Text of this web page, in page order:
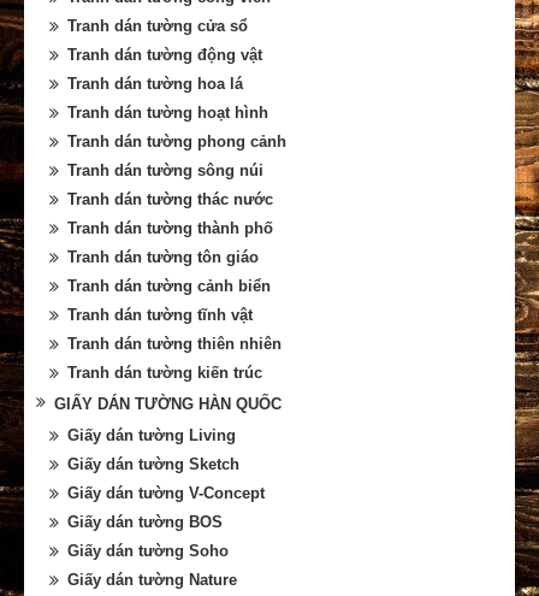
Tranh dán tường cửa sổ
Tranh dán tường động vật
Tranh dán tường hoa lá
Tranh dán tường hoạt hình
Tranh dán tường phong cảnh
Tranh dán tường sông núi
Tranh dán tường thác nước
Tranh dán tường thành phố
Tranh dán tường tôn giáo
Tranh dán tường cảnh biển
Tranh dán tường tĩnh vật
Tranh dán tường thiên nhiên
Tranh dán tường kiến trúc
GIẤY DÁN TƯỜNG HÀN QUỐC
Giấy dán tường Living
Giấy dán tường Sketch
Giấy dán tường V-Concept
Giấy dán tường BOS
Giấy dán tường Soho
Giấy dán tường Nature